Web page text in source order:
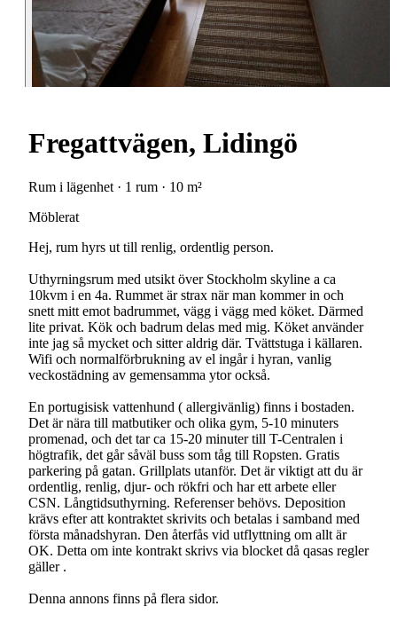
Fregattvägen, Lidingö
Rum i lägenhet · 1 rum · 10 m²
Möblerat
Hej, rum hyrs ut till renlig, ordentlig person.
Uthyrningsrum med utsikt över Stockholm skyline a ca
10kvm i en 4a. Rummet är strax när man kommer in och
snett mitt emot badrummet, vägg i vägg med köket. Därmed
lite privat. Kök och badrum delas med mig. Köket använder
inte jag så mycket och sitter aldrig där. Tvättstuga i källaren.
Wifi och normalförbrukning av el ingår i hyran, vanlig
veckostädning av gemensamma ytor också.
En portugisisk vattenhund ( allergivänlig) finns i bostaden.
Det är nära till matbutiker och olika gym, 5-10 minuters
promenad, och det tar ca 15-20 minuter till T-Centralen i
högtrafik, det går såväl buss som tåg till Ropsten. Gratis
parkering på gatan. Grillplats utanför. Det är viktigt att du är
ordentlig, renlig, djur- och rökfri och har ett arbete eller
CSN. Långtidsuthyrning. Referenser behövs. Deposition
krävs efter att kontraktet skrivits och betalas i samband med
första månadshyran. Den återfås vid utflyttning om allt är
OK. Detta om inte kontrakt skrivs via blocket då qasas regler
gäller .
Denna annons finns på flera sidor.